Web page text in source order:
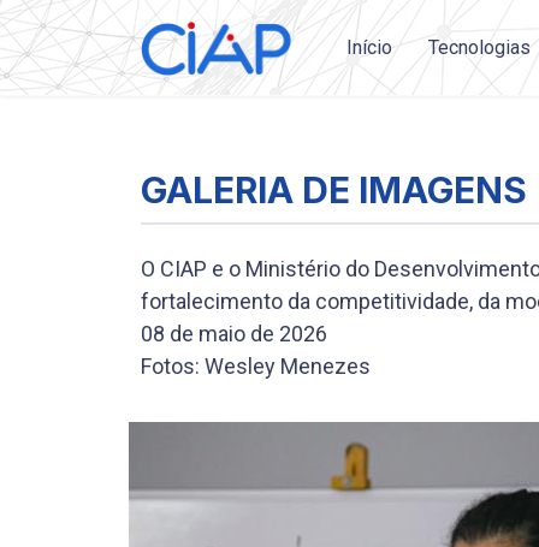
Início Tecnologias
GALERIA DE IMAGENS
O CIAP e o Ministério do
fortalecimento da competitividade, da
08 de maio de 2026
Fotos: Wesley Menezes